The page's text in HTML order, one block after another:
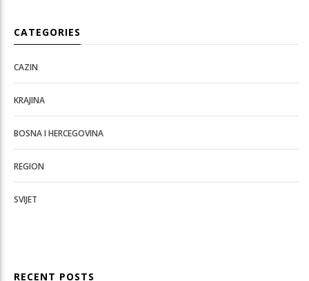
CATEGORIES
CAZIN
KRAJINA
BOSNA I HERCEGOVINA
REGION
SVIJET
RECENT POSTS